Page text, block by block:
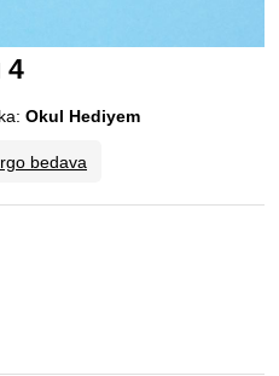
4
Okul Hediyem
bedava